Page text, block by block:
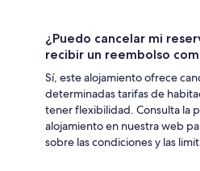
¿Puedo cancelar mi
recibir un reembolso
Sí, este alojamiento ofrece
determinadas tarifas de
tener flexibilidad. Consulta la
alojamiento en nuestra web
sobre las condiciones y las